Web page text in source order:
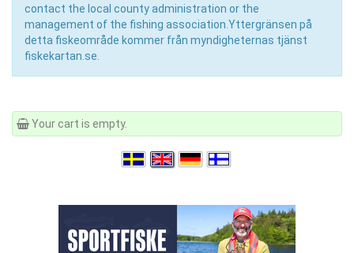
contact the local county administration or the
management of the fishing association.Yttergränsen på
detta fiskeområde kommer från myndigheternas tjänst
fiskekartan.se.
Your cart is empty.